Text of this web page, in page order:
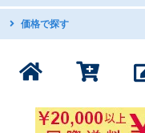
インスタントスープ
調味料・スープの素
DVDボックス（クリアランス
サントラ：動脈音楽+ダピリ
書籍・印刷物
公式グッズ
購入代行サービス
価格で探す